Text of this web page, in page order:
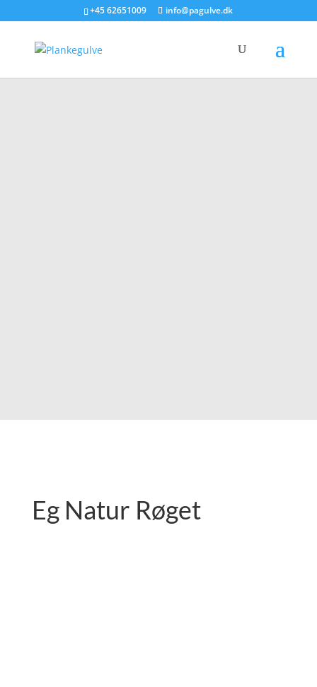
+45 62651009 info@pagulve.dk
Eg Natur Røget